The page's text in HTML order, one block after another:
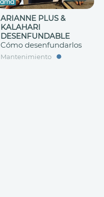
ARIANNE PLUS &
KALAHARI
DESENFUNDABLE
Cómo desenfundarlos
Mantenimiento